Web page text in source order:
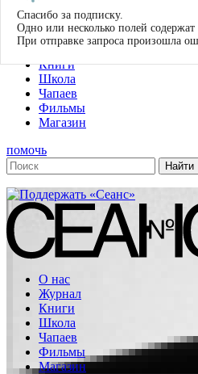
О нас
Журнал
Книги
Школа
Чапаев
Фильмы
Магазин
помочь
О нас
Журнал
Книги
Школа
Чапаев
Фильмы
Магазин
Спасибо за подписку.
Одно или несколько полей
При отправке запроса произошла